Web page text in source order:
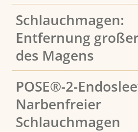
Schlauchmagen:
Entfernung
des Magens
POSE®-2-
Narbenfreier
Schlauchmagen